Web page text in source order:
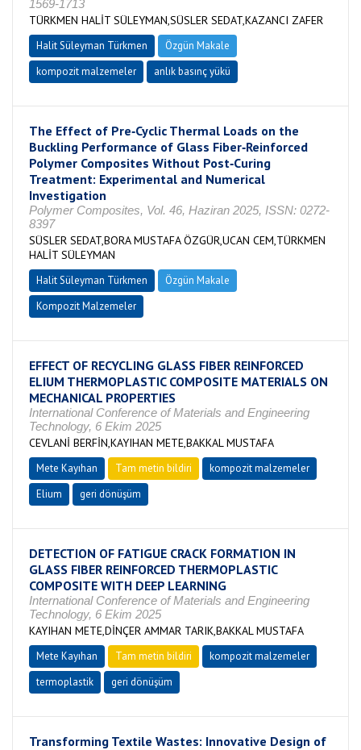
1569-1713
TÜRKMEN HALİT SÜLEYMAN,SÜSLER SEDAT,KAZANCI ZAFER
Halit Süleyman Türkmen
Özgün Makale
kompozit malzemeler
anlık basınç yükü
The Effect of Pre‐Cyclic Thermal Loads on the
Buckling Performance of Glass Fiber‐Reinforced
Polymer Composites Without Post‐Curing
Treatment: Experimental and Numerical
Investigation
Polymer Composites, Vol. 46, Haziran 2025, ISSN: 0272-
8397
SÜSLER SEDAT,BORA MUSTAFA ÖZGÜR,UCAN CEM,TÜRKMEN
HALİT SÜLEYMAN
Halit Süleyman Türkmen
Özgün Makale
Kompozit Malzemeler
EFFECT OF RECYCLING GLASS FIBER REINFORCED
ELIUM THERMOPLASTIC COMPOSITE MATERIALS ON
MECHANICAL PROPERTIES
International Conference of Materials and Engineering
Technology, 6 Ekim 2025
CEVLANİ BERFİN,KAYIHAN METE,BAKKAL MUSTAFA
Mete Kayıhan Tam metin bildiri
kompozit malzemeler
Elium
geri dönüşüm
DETECTION OF FATIGUE CRACK FORMATION IN
GLASS FIBER REINFORCED THERMOPLASTIC
COMPOSITE WITH DEEP LEARNING
International Conference of Materials and Engineering
Technology, 6 Ekim 2025
KAYIHAN METE,DİNÇER AMMAR TARIK,BAKKAL MUSTAFA
Mete Kayıhan Tam metin bildiri
kompozit malzemeler
termoplastik
geri dönüşüm
Transforming Textile Wastes: Innovative Design of